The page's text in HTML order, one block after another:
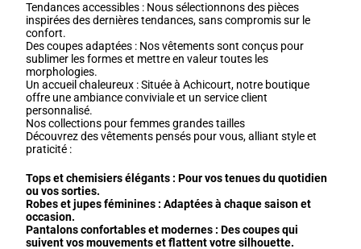
Tendances accessibles : Nous sélectionnons des pièces
inspirées des dernières tendances, sans compromis sur le
confort.
Des coupes adaptées : Nos vêtements sont conçus pour
sublimer les formes et mettre en valeur toutes les
morphologies.
Un accueil chaleureux : Située à Achicourt, notre boutique
offre une ambiance conviviale et un service client
personnalisé.
Nos collections pour femmes grandes tailles
Découvrez des vêtements pensés pour vous, alliant style et
praticité :
Tops et chemisiers élégants : Pour vos tenues du quotidien
ou vos sorties.
Robes et jupes féminines : Adaptées à chaque saison et
occasion.
Pantalons confortables et modernes : Des coupes qui
suivent vos mouvements et flattent votre silhouette.